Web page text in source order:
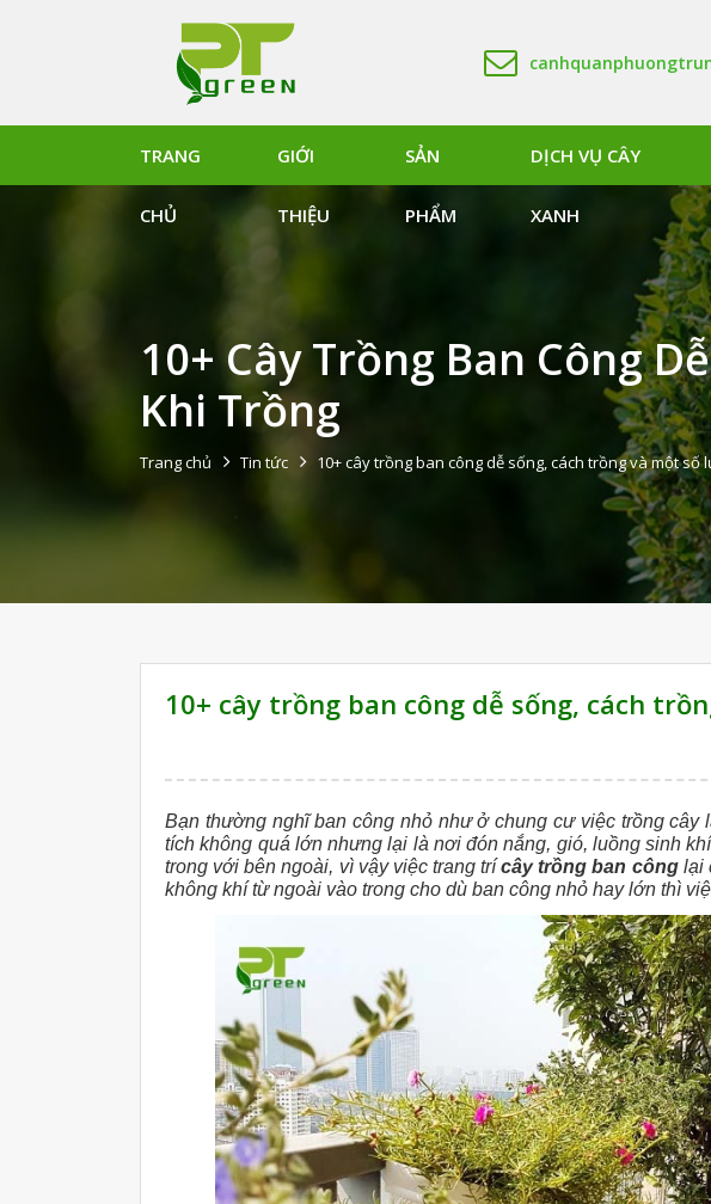
TRANG
CHỦ
GIỚI
THIỆU
SẢN
PHẨM
DỊCH VỤ CÂY
XANH
10+ Cây Trồng Ban Công
Khi Trồng
Trang chủ Tin tức 10+ cây trồng ban công dễ sống, cách trồng và một số
10+ cây trồng ban công dễ sống, cách
Bạn thường nghĩ ban công nhỏ như ở chung cư việc trồng
tích không quá lớn nhưng lại là nơi đón nắng, gió, luồng sinh
trong với bên ngoài, vì vậy việc trang trícây trồng ban cônglại
không khí từ ngoài vào trong cho dù ban công nhỏ hay lớn thì